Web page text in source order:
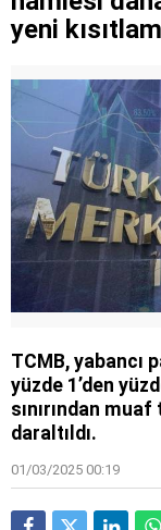
yeni
TCMB, yabancı
yüzde 1’den
sınırından
daraltıldı.
01/03/2025 00:19